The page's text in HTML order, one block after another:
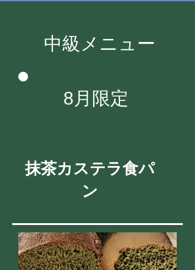
中級メニュー
8月限定
抹茶カステラ食パ
ン